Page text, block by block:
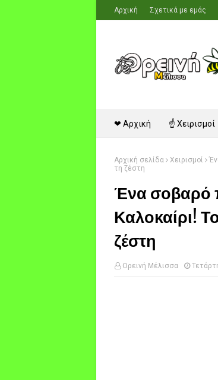
Αρχική Σχετικά με εμάς
❤ Αρχική ☝ Χειρισμοί
Αρχική σελίδα Χειρισμοί
τη ζέστη
Ένα σοβαρό
Καλοκαίρι!
ζέστη
Ορεινή Μέλισσα